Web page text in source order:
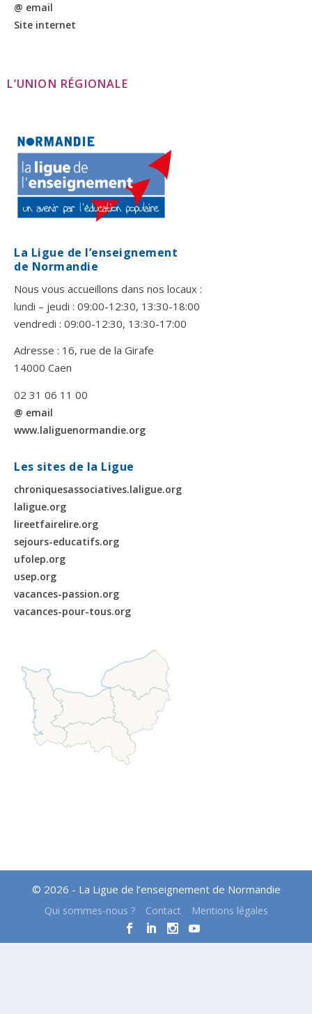
@ email
Site internet
L’UNION RÉGIONALE
La Ligue de l’enseignement
de Normandie
Nous vous accueillons dans nos locaux :
lundi – jeudi : 09:00-12:30, 13:30-18:00
vendredi : 09:00-12:30, 13:30-17:00
Adresse : 16, rue de la Girafe
14000 Caen
02 31 06 11 00
@ email
www.laliguenormandie.org
Les sites de la Ligue
chroniquesassociatives.laligue.org
laligue.org
lireetfairelire.org
sejours-educatifs.org
ufolep.org
usep.org
vacances-passion.org
vacances-pour-tous.org
© 2026 - La Ligue de l’enseignement de Normandie
Qui sommes-nous ? Contact Mentions légales